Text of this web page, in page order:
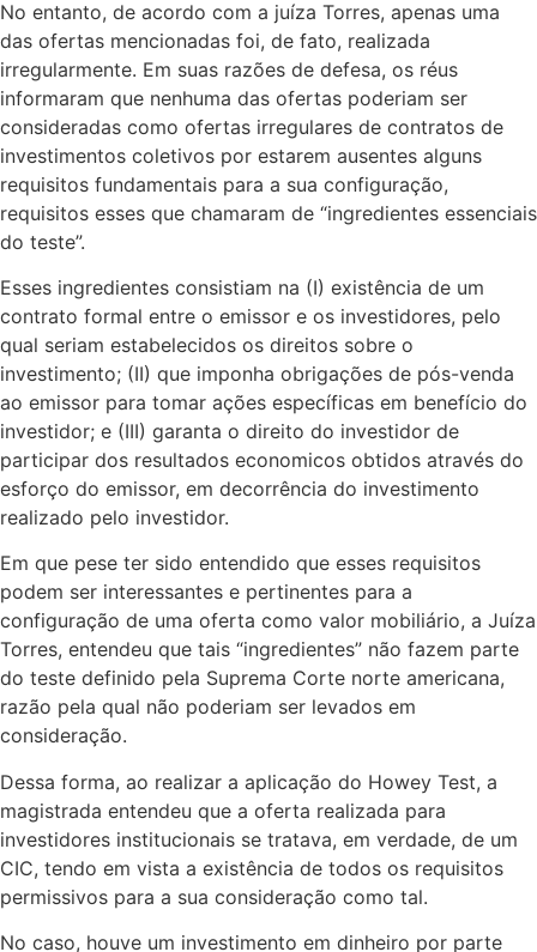
No entanto, de acordo com a juíza Torres, apenas uma
das ofertas mencionadas foi, de fato, realizada
irregularmente. Em suas razões de defesa, os réus
informaram que nenhuma das ofertas poderiam ser
consideradas como ofertas irregulares de contratos de
investimentos coletivos por estarem ausentes alguns
requisitos fundamentais para a sua configuração,
requisitos esses que chamaram de “ingredientes essenciais
do teste”.
Esses ingredientes consistiam na (I) existência de um
contrato formal entre o emissor e os investidores, pelo
qual seriam estabelecidos os direitos sobre o
investimento; (II) que imponha obrigações de pós-venda
ao emissor para tomar ações específicas em benefício do
investidor; e (III) garanta o direito do investidor de
participar dos resultados economicos obtidos através do
esforço do emissor, em decorrência do investimento
realizado pelo investidor.
Em que pese ter sido entendido que esses requisitos
podem ser interessantes e pertinentes para a
configuração de uma oferta como valor mobiliário, a Juíza
Torres, entendeu que tais “ingredientes” não fazem parte
do teste definido pela Suprema Corte norte americana,
razão pela qual não poderiam ser levados em
consideração.
Dessa forma, ao realizar a aplicação do Howey Test, a
magistrada entendeu que a oferta realizada para
investidores institucionais se tratava, em verdade, de um
CIC, tendo em vista a existência de todos os requisitos
permissivos para a sua consideração como tal.
No caso, houve um investimento em dinheiro por parte